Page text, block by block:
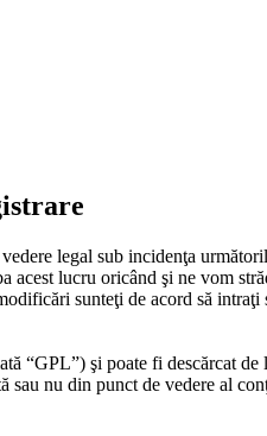
legal sub incidenţa
lucru oricând şi ne vom
sunteţi de acord să
“GPL”) şi poate fi descărcat de
nu din punct de vedere al